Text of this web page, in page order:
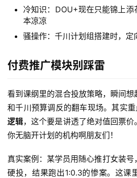
冷知识：DOU+现在只能锦上
本凉凉
骚操作：千川计划组搭建时，定
付费推广模块别踩雷
看到课纲里的混合投放策略，瞬间
和千川预算调反的翻车现场。其实重
逻辑，这个要是讲透了绝对值回票
你无脑开计划的机构啊朋友们！
真实案例：某学员用随心推打女装
硬投，结果跑出1:0.3的惨案。这课